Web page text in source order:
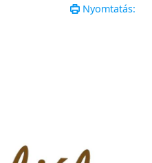
Nyomtatás: